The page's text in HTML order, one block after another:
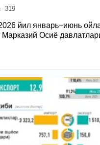
319
йил январь–июнь
Марказий Осиё